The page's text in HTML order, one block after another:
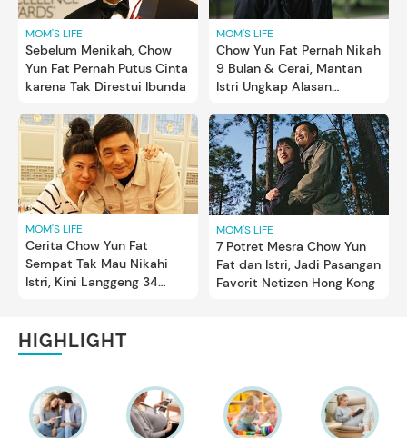
MOM'S LIFE
Sebelum Menikah, Chow
Yun Fat Pernah Putus Cinta
karena Tak Direstui Ibunda
MOM'S LIFE
Chow Yun Fat Pernah Nikah
9 Bulan & Cerai, Mantan
Istri Ungkap Alasan
MOM'S LIFE
Cerita Chow Yun Fat
Sempat Tak Mau Nikahi
Istri, Kini Langgeng 34
MOM'S LIFE
7 Potret Mesra Chow Yun
Fat dan Istri, Jadi Pasangan
Favorit Netizen Hong Kong
HIGHLIGHT